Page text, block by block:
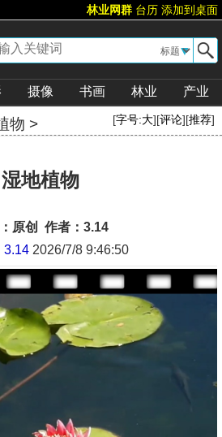
林业网群 台历 添加到桌面
▼
摄像 书画 林业 产业
物 > [字号:大][评论][推荐]
湿地植物
原创 作者：3.14
3.14 2026/7/8 9:46:50